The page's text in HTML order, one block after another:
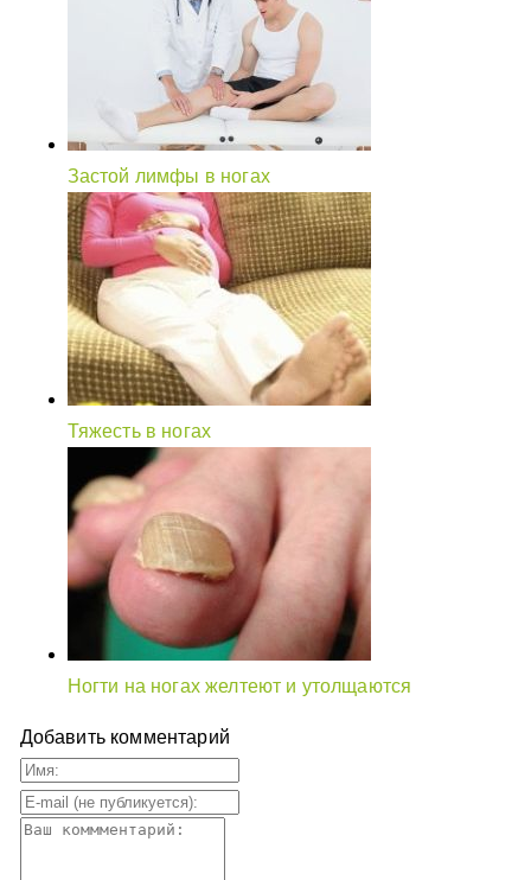
Застой лимфы в ногах
Тяжесть в ногах
Ногти на ногах желтеют и утолщаются
Добавить комментарий